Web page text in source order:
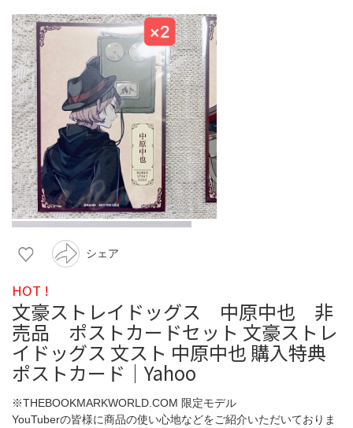
シェア
HOT !
文豪ストレイドッグス 中原中也 非
売品 ポストカードセット 文豪ストレ
イドッグス 文スト 中原中也 購入特典
ポストカード｜Yahoo
※THEBOOKMARKWORLD.COM 限定モデル
YouTuberの皆様に商品の使い心地などをご紹介いただいておりま